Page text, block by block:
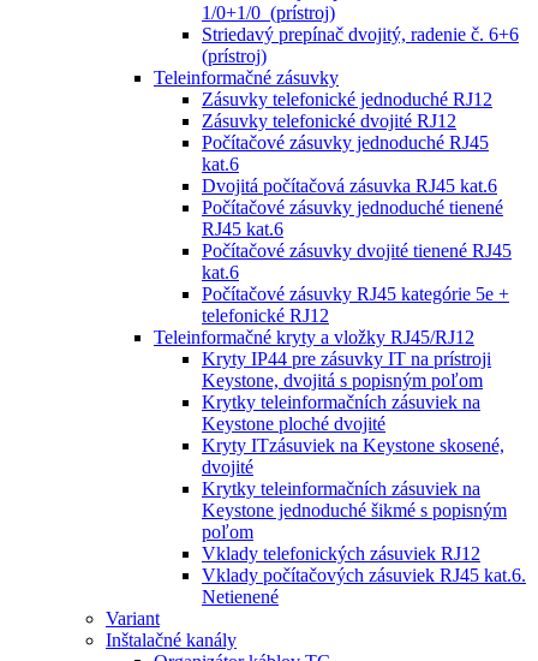
1/0+1/0 (prístroj)
Striedavý prepínač dvojitý, radenie č. 6+6
(prístroj)
Teleinformačné zásuvky
Zásuvky telefonické jednoduché RJ12
Zásuvky telefonické dvojité RJ12
Počítačové zásuvky jednoduché RJ45
kat.6
Dvojitá počítačová zásuvka RJ45 kat.6
Počítačové zásuvky jednoduché tienené
RJ45 kat.6
Počítačové zásuvky dvojité tienené RJ45
kat.6
Počítačové zásuvky RJ45 kategórie 5e +
telefonické RJ12
Teleinformačné kryty a vložky RJ45/RJ12
Kryty IP44 pre zásuvky IT na prístroji
Keystone, dvojitá s popisným poľom
Krytky teleinformačních zásuviek na
Keystone ploché dvojité
Kryty ITzásuviek na Keystone skosené,
dvojité
Krytky teleinformačních zásuviek na
Keystone jednoduché šikmé s popisným
poľom
Vklady telefonických zásuviek RJ12
Vklady počítačových zásuviek RJ45 kat.6.
Netienené
Variant
Inštalačné kanály